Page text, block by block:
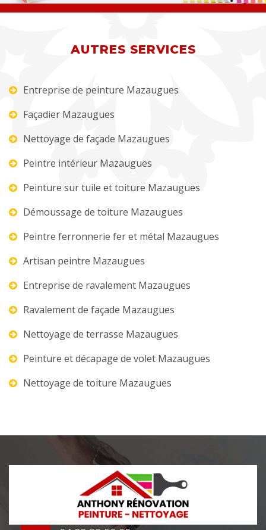
AUTRES SERVICES
Entreprise de peinture Mazaugues
Façadier Mazaugues
Nettoyage de façade Mazaugues
Peintre intérieur Mazaugues
Peinture sur tuile et toiture Mazaugues
Démoussage de toiture Mazaugues
Peintre ferronnerie fer et métal Mazaugues
Artisan peintre Mazaugues
Entreprise de ravalement Mazaugues
Ravalement de façade Mazaugues
Nettoyage de terrasse Mazaugues
Peinture et décapage de volet Mazaugues
Nettoyage de toiture Mazaugues